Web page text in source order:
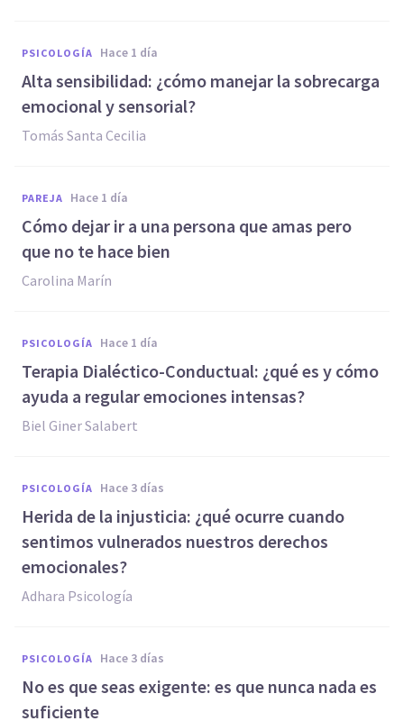
PSICOLOGÍA hace 1 día
Alta sensibilidad: ¿cómo manejar la sobrecarga
emocional y sensorial?
Tomás Santa Cecilia
PAREJA hace 1 día
Cómo dejar ir a una persona que amas pero
que no te hace bien
Carolina Marín
PSICOLOGÍA hace 1 día
Terapia Dialéctico-Conductual: ¿qué es y cómo
ayuda a regular emociones intensas?
Biel Giner Salabert
PSICOLOGÍA hace 3 días
Herida de la injusticia: ¿qué ocurre cuando
sentimos vulnerados nuestros derechos
emocionales?
Adhara Psicología
PSICOLOGÍA hace 3 días
No es que seas exigente: es que nunca nada es
suficiente